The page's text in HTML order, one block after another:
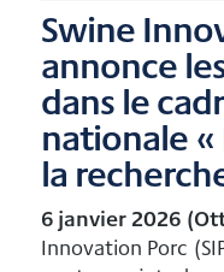
Swine
annonce
dans le
nationale «
la
6 janvier 2026
Innovation Porc